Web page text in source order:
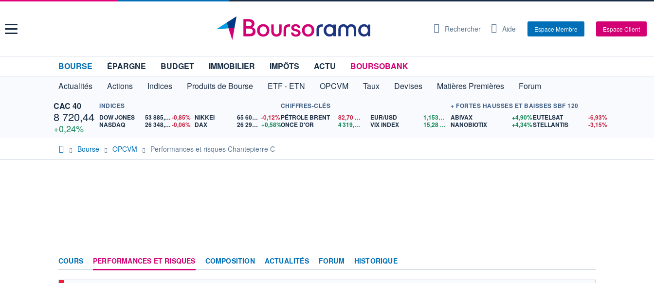
Menu Rechercher Aide Espace Membre Espace Client
BOURSE ÉPARGNE BUDGET IMMOBILIER IMPÔTS ACTU
BOURSOBANK
Actualités
Actions Indices Produits de Bourse ETF - ETN OPCVM Taux Devises Matières Premières
Forum
CAC 40
8 720,44
+0,24%
INDICES
DOW JONES
53 885,10-0,85%
NASDAQ
26 348,35-0,06%
NIKKEI 65 606,71 -0,12%
DAX
26 292,58 +0,58%
CHIFFRES-CLÉS
PÉTROLE BRENT
82,70
ONCE D'OR
4 319,07 $US
EUR/USD 1,1530$US
VIX INDEX
15,28$US
+ FORTES HAUSSES ET BAISSES SBF 120
ABIVAX
+4,90%
NANOBIOTIX
+4,34%
EUTELSAT
-6,93%
STELLANTIS
-3,15%
Bourse OPCVM Performances et risques Chantepierre C
COURS PERFORMANCES ET RISQUES COMPOSITION ACTUALITÉS FORUM HISTORIQUE